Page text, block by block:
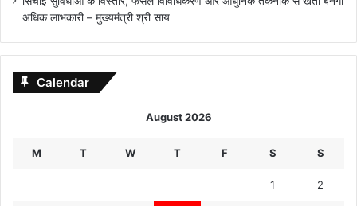
अधिक लाभकारी – मुख्यमंत्री श्री साय
Calendar
August 2026
M T W T F S S
1 2